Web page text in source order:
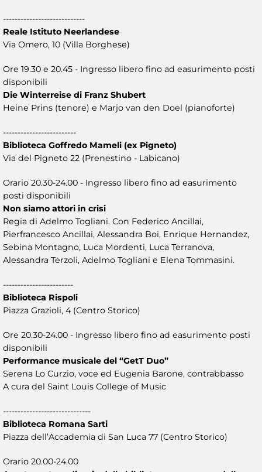
----------------------------
Reale Istituto Neerlandese
Via Omero, 10 (Villa Borghese)
Ore 19.30 e 20.45 - Ingresso libero fino ad easurimento posti
disponibili
Die Winterreise di Franz Shubert
Heine Prins (tenore) e Marjo van den Doel (pianoforte)
-------------------------
Biblioteca Goffredo Mameli (ex Pigneto)
Via del Pigneto 22 (Prenestino - Labicano)
Orario 20.30-24.00 - Ingresso libero fino ad easurimento
posti disponibili
Non siamo attori in crisi
Regia di Adelmo Togliani. Con Federico Ancillai,
Pierfrancesco Ancillai, Alessandra Boi, Enrique Hernandez,
Sebina Montagno, Luca Mordenti, Luca Terranova,
Alessandra Terzoli, Adelmo Togliani e Elena Tommasini.
------------------------
Biblioteca Rispoli
Piazza Grazioli, 4 (Centro Storico)
Ore 20.30-24.00 - Ingresso libero fino ad easurimento posti
disponibili
Performance musicale del “GetT Duo”
Serena Lo Curzio, voce ed Eugenia Barone, contrabbasso
A cura del Saint Louis College of Music
------------------------------
Biblioteca Romana Sarti
Piazza dell’Accademia di San Luca 77 (Centro Storico)
Orario 20.00-24.00